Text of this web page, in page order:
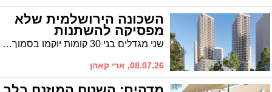
השכונה הירושלמית שלא
מפסיקה להשתנות
שני מגדלים בני 30 קומות יוקמו בסמוך לרכבת הקלה • התוכנית כוללת גם בית ספר, בית כנסת ומעונות יום
08.07.26, ארי קאהן